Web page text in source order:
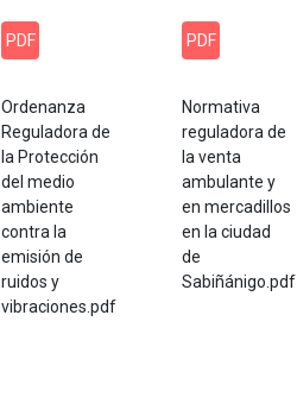
PDF
Ordenanza
Reguladora de
la Protección
del medio
ambiente
contra la
emisión de
ruidos y
vibraciones.pdf
PDF
Normativa
reguladora de
la venta
ambulante y
en mercadillos
en la ciudad
de
Sabiñánigo.pdf